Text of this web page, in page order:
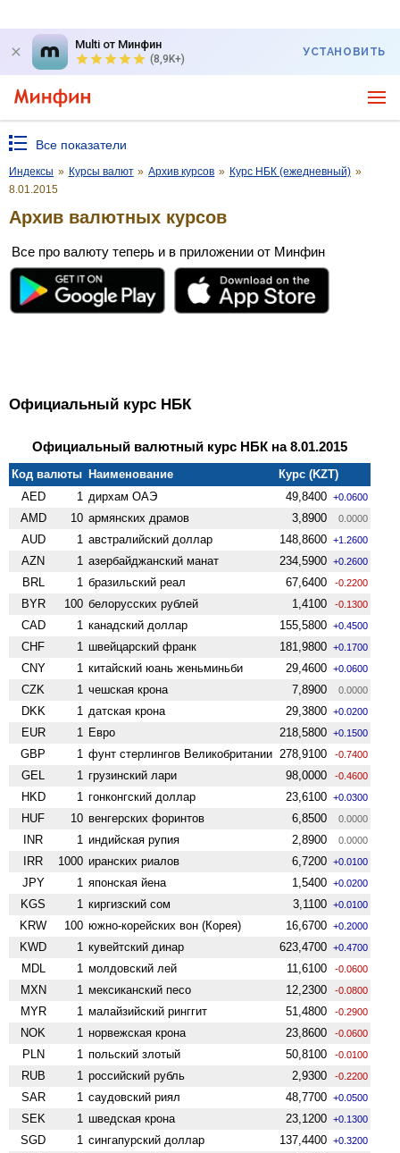
Multi от Минфин
(8,9K+)
УСТАНОВИТЬ
Все показатели
Индексы » Курсы валют » Архив курсов » Курс НБК (ежедневный) »
8.01.2015
Архив валютных курсов
Все про валюту теперь и в приложении от Минфин
Официальный курс НБК
Официальный валютный курс НБК на 8.01.2015
Код валюты Наименование
Курс (KZT)
AED
1 дирхам ОАЭ 49,8400 +0.0600
AMD 10 армянских драмов 3,8900 0.0000
AUD 1 австралийский доллар 148,8600 +1.2600
AZN 1 азербайджанский манат 234,5900 +0.2600
BRL 1 бразильский реал 67,6400 -0.2200
BYR 100 белорусских рублей 1,4100 -0.1300
CAD 1 канадский доллар 155,5800 +0.4500
CHF 1 швейцарский франк 181,9800 +0.1700
CNY 1 китайский юань женьминьби 29,4600 +0.0600
CZK 1 чешская крона 7,8900 0.0000
DKK 1 датская крона 29,3800 +0.0200
EUR 1 Евро 218,5800 +0.1500
GBP 1 фунт стерлингов Велико­британии 278,9100 -0.7400
GEL 1 грузинский лари 98,0000 -0.4600
HKD 1 гонконгский доллар 23,6100 +0.0300
HUF 10 венгерских форинтов 6,8500 0.0000
INR 1 индийская рупия 2,8900 0.0000
IRR 1000 иранских риалов 6,7200 +0.0100
JPY 1 японская йена 1,5400 +0.0200
KGS 1 киргизский сом 3,1100 +0.0100
KRW 100 южно-корейских вон (Корея) 16,6700 +0.2000
KWD 1 кувейтский динар 623,4700 +0.4700
MDL 1 молдовский лей 11,6100 -0.0600
MXN 1 мексиканский песо 12,2300 -0.0800
MYR 1 малайзийский ринггит 51,4800 -0.2900
NOK 1 норвежская крона 23,8600 -0.0600
PLN 1 польский злотый 50,8100 -0.0100
RUB 1 российский рубль 2,9300 -0.2200
SAR 1 саудовский риял 48,7700 +0.0500
SEK 1 шведская крона 23,1200 +0.1300
SGD 1 сингапурский доллар 137,4400 +0.3200